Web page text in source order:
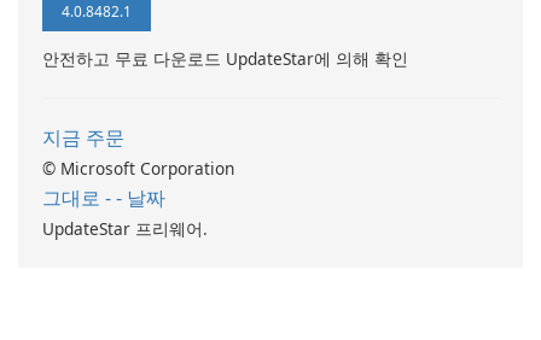
4.0.8482.1
안전하고 무료 다운로드 UpdateStar에 의해 확인
지금 주문
© Microsoft Corporation
그대로 - - 날짜
UpdateStar 프리웨어.